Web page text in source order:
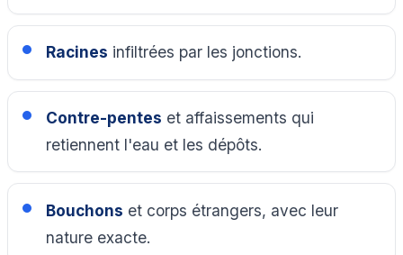
Racines infiltrées par les jonctions.
Contre-pentes et affaissements qui
retiennent l'eau et les dépôts.
Bouchons et corps étrangers, avec leur
nature exacte.